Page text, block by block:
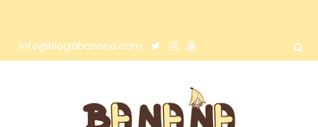
info@bloglabanana.com